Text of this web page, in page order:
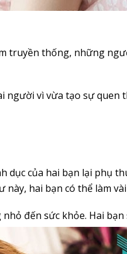
truyền thống, những
vì vừa tạo sự quen
của hai bạn lại phụ
hai bạn có thể làm
đến sức khỏe. Hai bạn